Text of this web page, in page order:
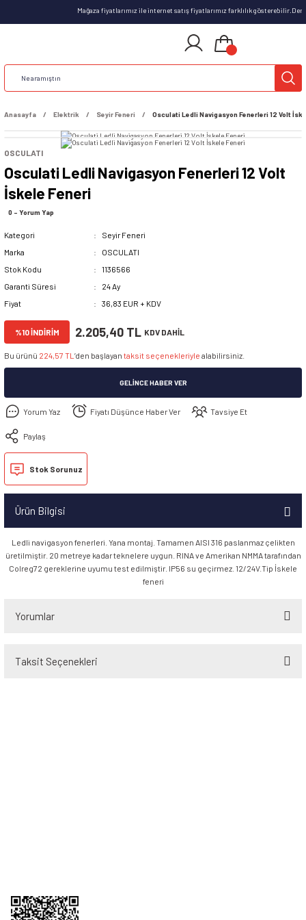
Mağaza fiyatlarımız ile internet satış fiyatlarımız farklılık
Anasayfa Elektrik Seyir Feneri Osculati Ledli Navigasyon Fenerleri 12 Volt
OSCULATI
Osculati Ledli Navigasyon Fenerleri 12 Volt
İskele Feneri
0 - Yorum Yap
Kategori
Seyir Feneri
Marka
OSCULATI
Stok Kodu
1136566
Garanti Süresi
24 Ay
Fiyat
36,83 EUR + KDV
%10 İNDİRİM 2.205,40 TL KDV DAHİL
Bu ürünü 224,57 TL ’den başlayan taksit seçenekleriyle alabilirsiniz.
GELINCE HABER VER
Yorum Yaz Fiyatı Düşünce Haber Ver Tavsiye Et
Paylaş
Stok Sorunuz
Ürün Bilgisi
Ledli navigasyon fenerleri. Yana montaj. Tamamen AISI 316 paslanmaz çelikten
üretilmiştir. 20 metreye kadar teknelere uygun. RINA ve Amerikan NMMA tarafından
Colreg72 gereklerine uyumu test edilmiştir. IP56 su geçirmez. 12/24V.Tip İskele
feneri
Yorumlar
Taksit Seçenekleri